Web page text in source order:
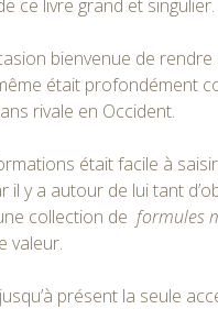
ce livre grand et singulier.
bienvenue de
était profondément
rivale en Occident.
était facile à
il y a autour de lui tant
collection deformules
valeur.
présent la seule